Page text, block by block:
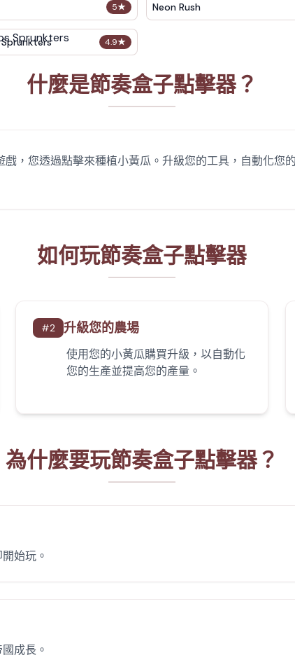
5★ Neon Rush
4.9★
什麼是節奏盒子點擊器？
，您透過點擊來種植小黃瓜。升級您的工具，自動化您
如何玩節奏盒子點擊器
#2 升級您的農場
使用您的小黃瓜購買升級，以自動化
您的生產並提高您的產量。
為什麼要玩節奏盒子點擊器？
始玩。
成長。